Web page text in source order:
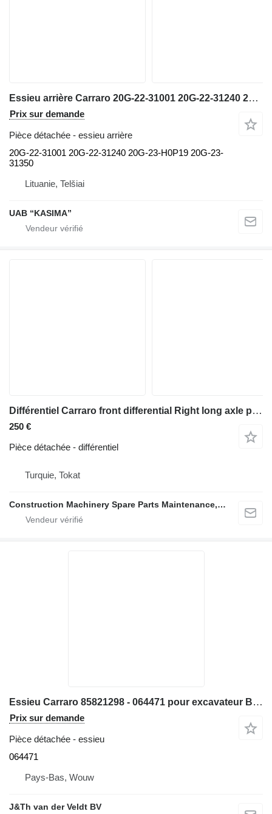
Essieu arrière Carraro 20G-22-31001 20G-22-31240 20G-23-H0P19 20G-23-31350 pour excavateur Komatsu PW160-7H
Prix sur demande
Pièce détachée - essieu arrière
20G-22-31001 20G-22-31240 20G-23-H0P19 20G-23-
31350
Lituanie, Telšiai
UAB “KASIMA”
Différentiel Carraro front differential Right long axle pour tractopelle Fermec Fermec 860 3cx - MF 3cx
250 €
Pièce détachée - différentiel
Turquie, Tokat
Construction Machinery Spare Parts Maintenance, Repair and Sales Company
Essieu Carraro 85821298 - 064471 pour excavateur B115 LB115 LB115B LB115CP
Prix sur demande
Pièce détachée - essieu
064471
Pays-Bas, Wouw
J&Th van der Veldt BV